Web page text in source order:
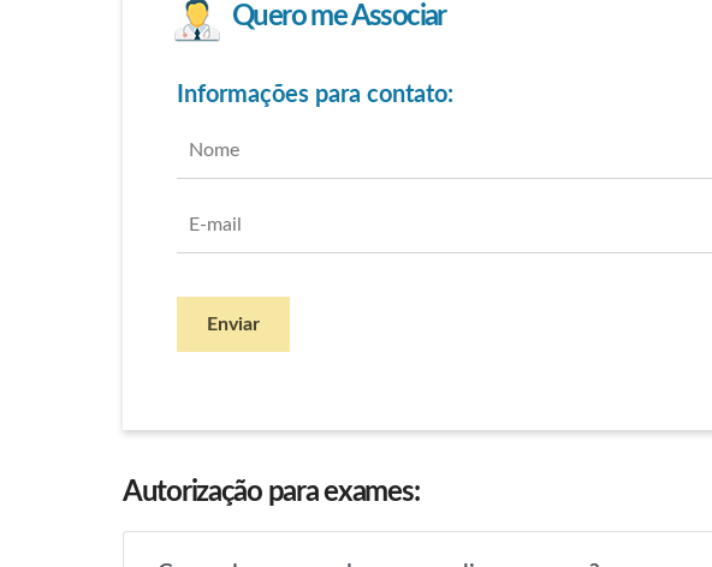
Quero me Associar
Informações para contato:
Enviar
Autorização para exames: